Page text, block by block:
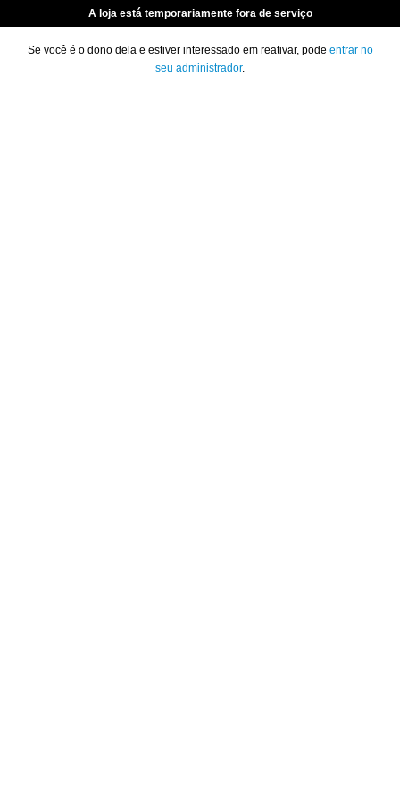
A loja está temporariamente fora de serviço
Se você é o dono dela e estiver interessado em reativar, pode entrar no
seu administrador.